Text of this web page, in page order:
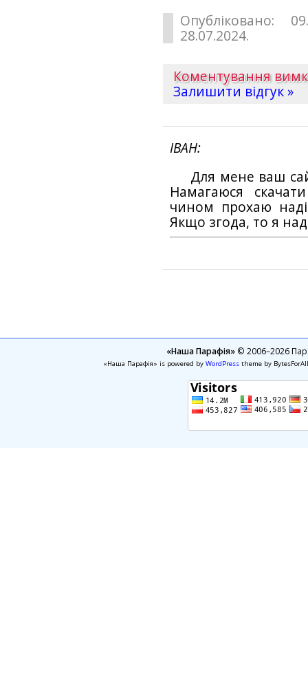
Опубліковано:
28.07.2024.
Коментування
Залишити відгук »
ІВАН
Для мене ваш
Намагаюся
чином прохаю
Якщо згода, то я
«Наша Парафія»© 2006–2026
«Наша Парафія» is powered by WordPresstheme by